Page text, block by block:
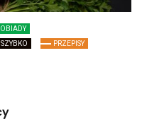
OBIADY
PRZEPISY